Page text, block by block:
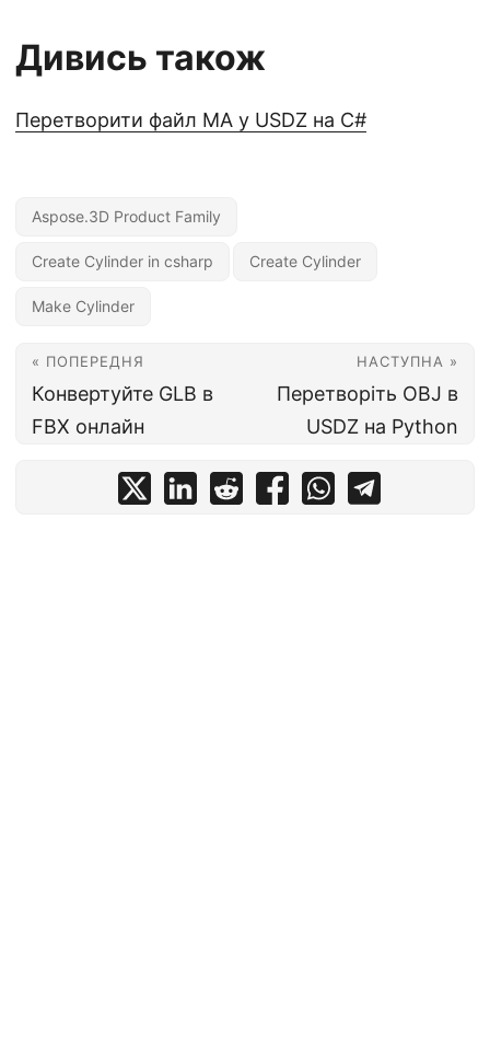
Дивись також
Перетворити файл MA у USDZ на C#
Aspose.3D Product Family
Create Cylinder in csharp Create Cylinder
Make Cylinder
« ПОПЕРЕДНЯ
Конвертуйте GLB в
FBX онлайн
НАСТУПНА »
Перетворіть OBJ в
USDZ на Python